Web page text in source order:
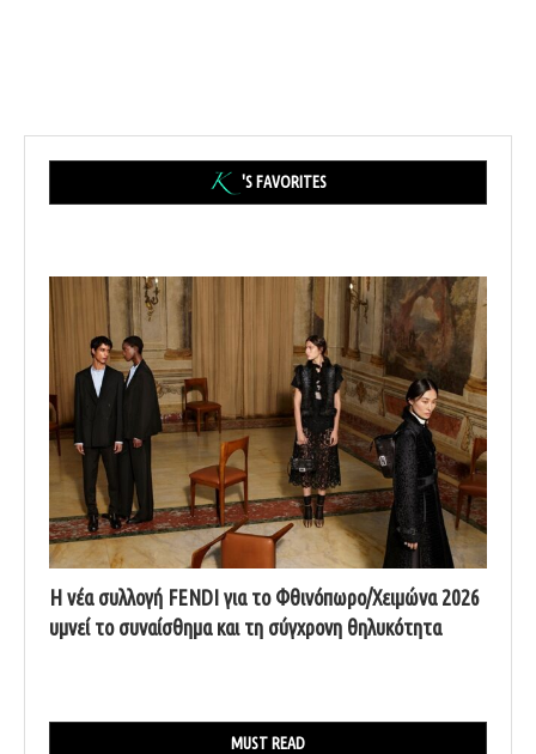
'S FAVORITES
Η νέα συλλογή FENDI για το Φθινόπωρο/Χειμώνα 2026
υμνεί το συναίσθημα και τη σύγχρονη θηλυκότητα
MUST READ